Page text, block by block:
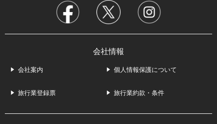
会社情報
会社案内 個人情報保護について
旅行業登録票 旅行業約款・条件